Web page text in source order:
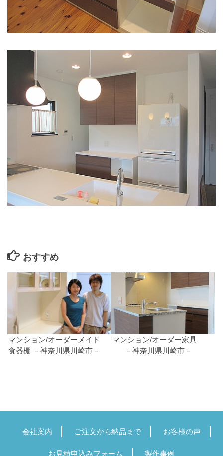
おすすめ
マンション/オーダーメイド
食器棚 －神奈川県川崎市－
マンション/オーダー家具
－神奈川県川崎市－
会社案内 ご注文から納品まで お客様の声
お見積申込みフォーム 製作事例